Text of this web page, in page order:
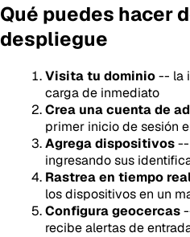
Qué puedes hacer
despliegue
Visita tu dominio-- la
carga de inmediato
Crea una cuenta de
primer inicio de sesión
Agrega dispositivos--
ingresando sus
Rastrea en tiempo
los dispositivos en un
Configura geocercas
recibe alertas de